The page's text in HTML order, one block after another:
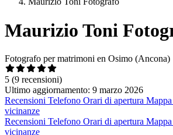
Maurizio Toni
Fotografo per matrimoni en Osimo (Ancona)
5 (9 recensioni)
Ultimo aggiornamento: 9 marzo 2026
Recensioni Telefono Orari di apertura Mappa
vicinanze
Recensioni Telefono Orari di apertura Mappa
vicinanze